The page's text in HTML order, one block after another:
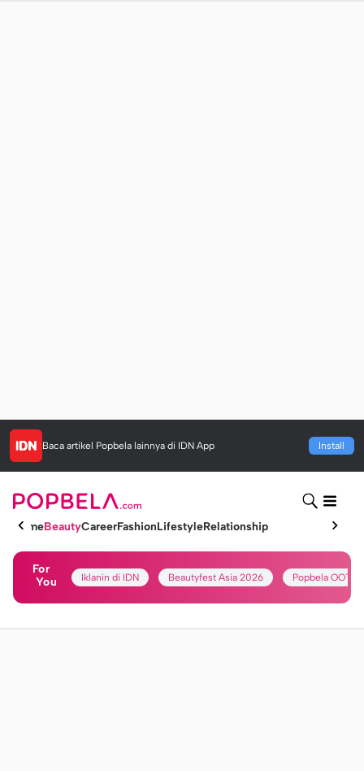
Baca artikel Popbela lainnya di IDN App Install
HomeBeautyCareerFashionLifestyleRelationship
For
You
Iklanin di IDN Beautyfest Asia 2026 Popbela OOTD